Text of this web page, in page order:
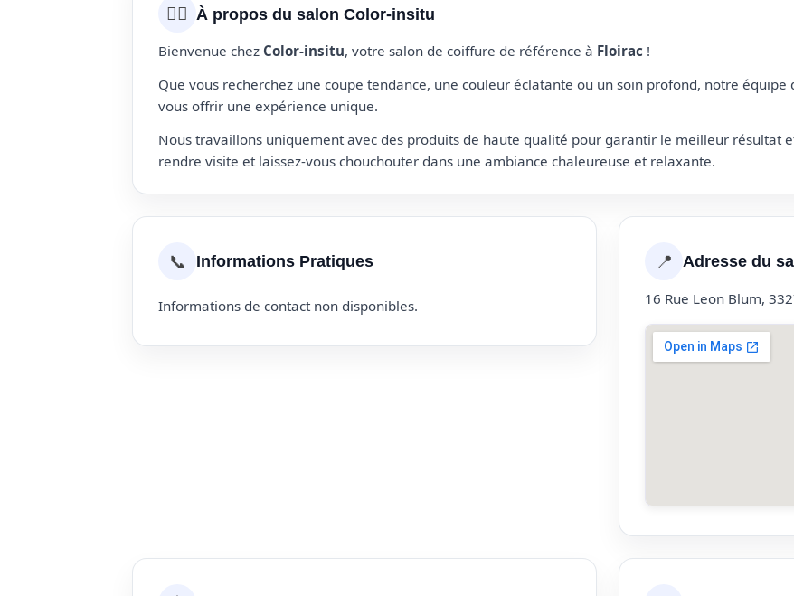
💇‍♀️ À propos du salon Color-insitu
Bienvenue chez Color-insitu, votre salon de coiffure de référence à Floirac !
Que vous recherchez une coupe tendance, une couleur éclatante ou un soin profond, notre
vous offrir une expérience unique.
Nous travaillons uniquement avec des produits de haute qualité pour garantir le meilleur résultat
rendre visite et laissez-vous chouchouter dans une ambiance chaleureuse et relaxante.
📞 Informations Pratiques
Informations de contact non disponibles.
📍 Adresse du
16 Rue Leon Blum,